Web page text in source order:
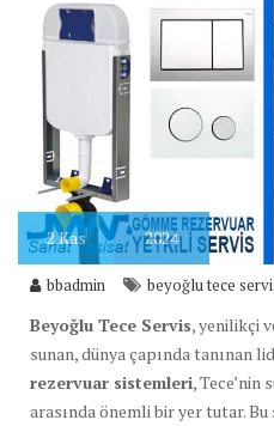
2Kas 2024
bbadmin beyoğlu tece
Beyoğlu Tece Servis, yenilikçi
sunan, dünya çapında tanınan
rezervuar sistemleri,
arasında önemli bir yer tutar.